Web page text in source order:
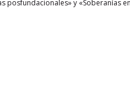
posfundacionales» y «Soberanías en